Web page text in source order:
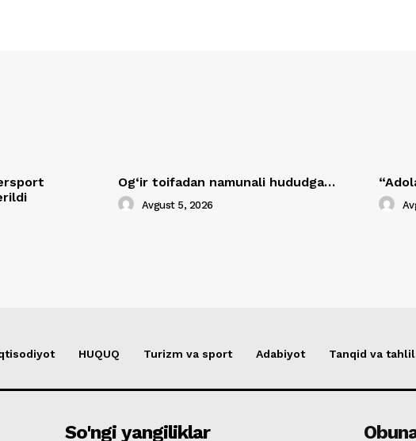
Og‘ir toifadan namunali hududga…
Avgust 5, 2026
HUQUQ Turizm va sport Adabiyot Tanqid va tahlil
So'ngi yangiliklar